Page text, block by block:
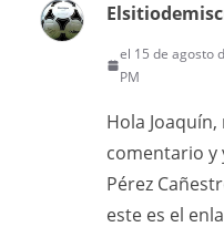
el 15 de agosto
PM
Hola
comentario y
Pérez
este es el